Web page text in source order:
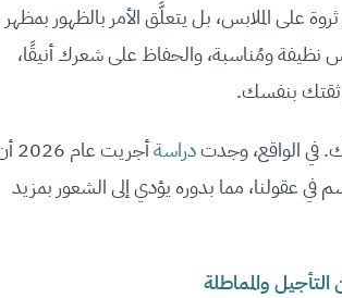
على الملابس، بل يتعلَّق الأمر بالظهور بمظهر
ومُناسبة، والحفاظ على شعرك أنيقًا،
ثقتك بنفسك.
في الواقع، وجدتدراسة
أجريت
عقولنا، مما بدوره يؤدي إلى الشعور بمزيد